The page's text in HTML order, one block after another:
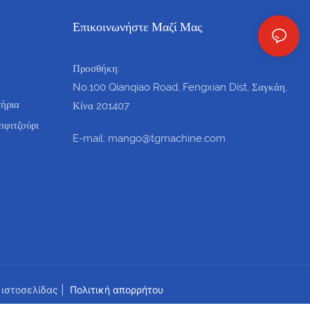
Επικοινωνήστε Μαζί Μας
Προσθήκη:
No.100 Qianqiao Road, Fengxian Dist, Σαγκάη,
Κίνα 201407
E-mail: mango@tgmachine.com
Πολιτική απορρήτου